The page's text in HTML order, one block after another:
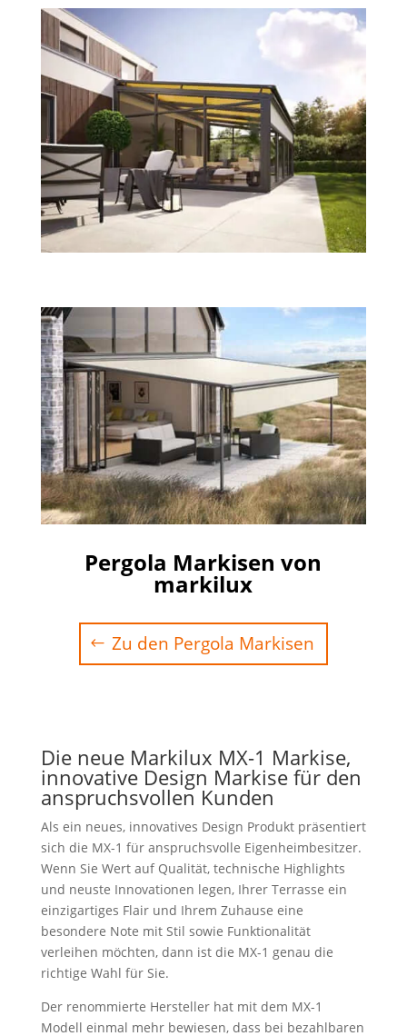
Pergola Markisen von
markilux
Zu den Pergola Markisen
Die neue Markilux MX-1 Markise,
innovative Design Markise für den
anspruchsvollen Kunden
Als ein neues, innovatives Design Produkt präsentiert
sich die MX-1 für anspruchsvolle Eigenheimbesitzer.
Wenn Sie Wert auf Qualität, technische Highlights
und neuste Innovationen legen, Ihrer Terrasse ein
einzigartiges Flair und Ihrem Zuhause eine
besondere Note mit Stil sowie Funktionalität
verleihen möchten, dann ist die MX-1 genau die
richtige Wahl für Sie.
Der renommierte Hersteller hat mit dem MX-1
Modell einmal mehr bewiesen, dass bei bezahlbaren